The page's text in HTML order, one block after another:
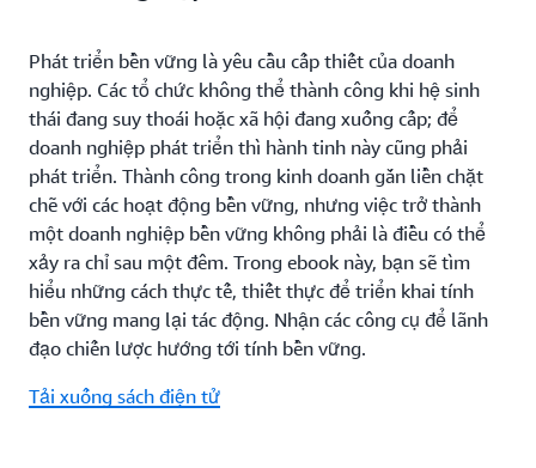
Phát triển bền vững là yêu cầu cấp thiết của doanh
nghiệp. Các tổ chức không thể thành công khi hệ sinh
thái đang suy thoái hoặc xã hội đang xuống cấp; để
doanh nghiệp phát triển thì hành tinh này cũng phải
phát triển. Thành công trong kinh doanh gắn liền chặt
chẽ với các hoạt động bền vững, nhưng việc trở thành
một doanh nghiệp bền vững không phải là điều có thể
xảy ra chỉ sau một đêm. Trong ebook này, bạn sẽ tìm
hiểu những cách thực tế, thiết thực để triển khai tính
bền vững mang lại tác động. Nhận các công cụ để lãnh
đạo chiến lược hướng tới tính bền vững.
Tải xuống sách điện tử